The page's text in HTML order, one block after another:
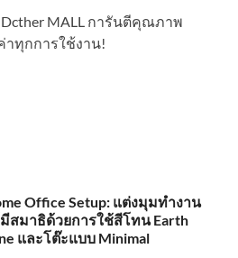
MALL การันตีคุณภาพ
าทุกการใช้งาน!
Office Setup: แต่งมุมทำงาน
สมาธิด้วยการใช้สีโทน Earth
และโต๊ะแบบ Minimal